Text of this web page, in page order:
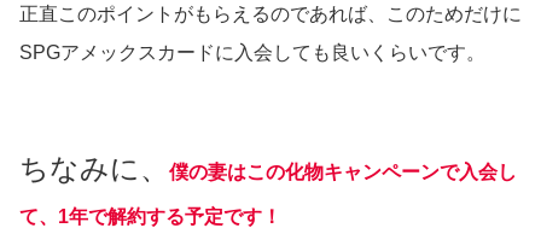
正直このポイントがもらえるのであれば、このためだけに
SPGアメックスカードに入会しても良いくらいです。
ちなみに、 僕の妻はこの化物キャンペーンで入会し
て、1年で解約する予定です！